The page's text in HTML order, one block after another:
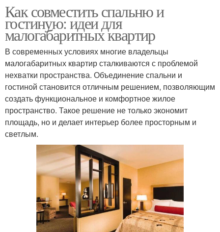
Как совместить спальню и
гостиную: идеи для
малогабаритных квартир
В современных условиях многие владельцы
малогабаритных квартир сталкиваются с проблемой
нехватки пространства. Объединение спальни и
гостиной становится отличным решением, позволяющим
создать функциональное и комфортное жилое
пространство. Такое решение не только экономит
площадь, но и делает интерьер более просторным и
светлым.